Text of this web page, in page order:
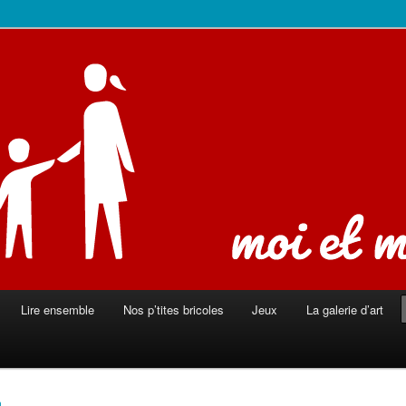
Lire ensemble Nos p’tites bricoles Jeux La galerie d’art